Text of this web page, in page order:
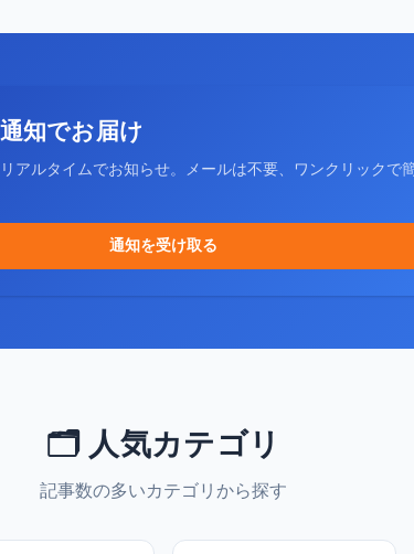
知でお届け
アルタイムでお知らせ。メールは不要、ワンクリックで簡
通知を受け取る
🗂️ 人気カテゴリ
記事数の多いカテゴリから探す